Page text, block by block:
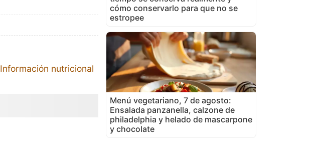
Información nutricional
cómo conservarlo para que no se
estropee
Menú vegetariano, 7 de agosto:
Ensalada panzanella, calzone de
philadelphia y helado de mascarpone
y chocolate